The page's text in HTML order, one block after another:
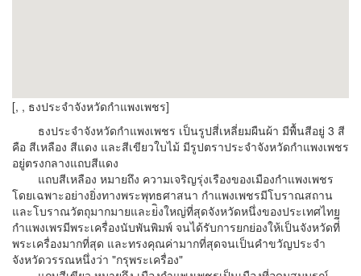
[, , ธงประจำจังหวัดกำแพงเพชร]
ธงประจำจังหวัดกำแพงเพชร เป็นรูปสี่เหลี่ยมผืนผ้า มีพื้นสีอยู่ 3 สี
คือ สีเหลือง สีแดง และสีเขียวใบไม้ มีรูปตราประจำจังหวัดกำแพงเพชร
อยู่ตรงกลางแถบสีแดง
แถบสีเหลือง หมายถึง ความเจริญรุ่งเรืองของเมืองกำแพงเพชร
โดยเฉพาะอย่างยิ่งทางพระพุทธศาสนา กำแพงเพชรมีโบราณสถาน
และโบราณวัตถุมากมายและย่ิงใหญ่ที่สุดจังหวัดหนึ่งของประเทศไทย
กำแพงเพรมีพระเครื่องนับพันพิมพ์ จนได้รับการยกย่องให้เป็นจังหวัดที่ี
พระเครื่องมากที่สุด และทรงคุณค่ามากที่สุดจนเป็นคำขวัญประจำ
จังหวัดวรรณหนึ่งว่า "กรุพระเครื่อง"